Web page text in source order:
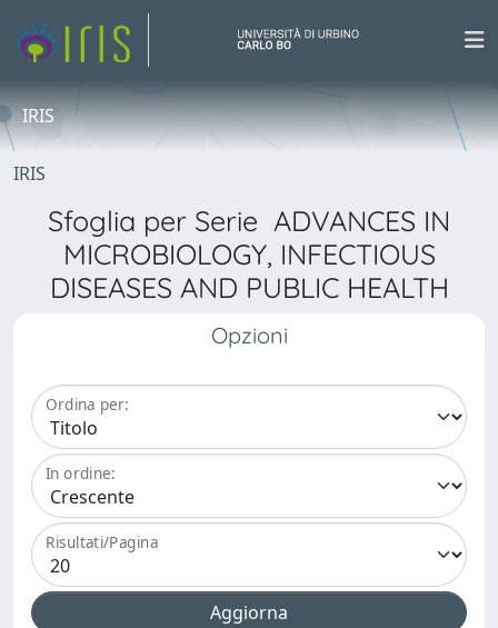
IRIS
IRIS
Sfoglia per Serie ADVANCES IN
MICROBIOLOGY, INFECTIOUS
DISEASES AND PUBLIC HEALTH
Opzioni
Ordina per:
In ordine:
Risultati/Pagina